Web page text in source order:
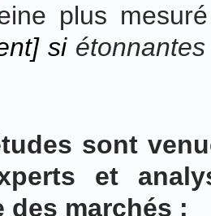
plus
siétonnantes
sont
et
des marchés :